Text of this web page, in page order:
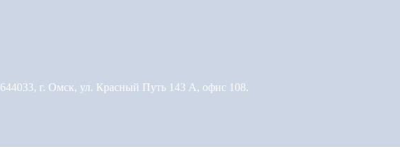
644033, г. Омск, ул. Красный Путь 143 А, офис 108.